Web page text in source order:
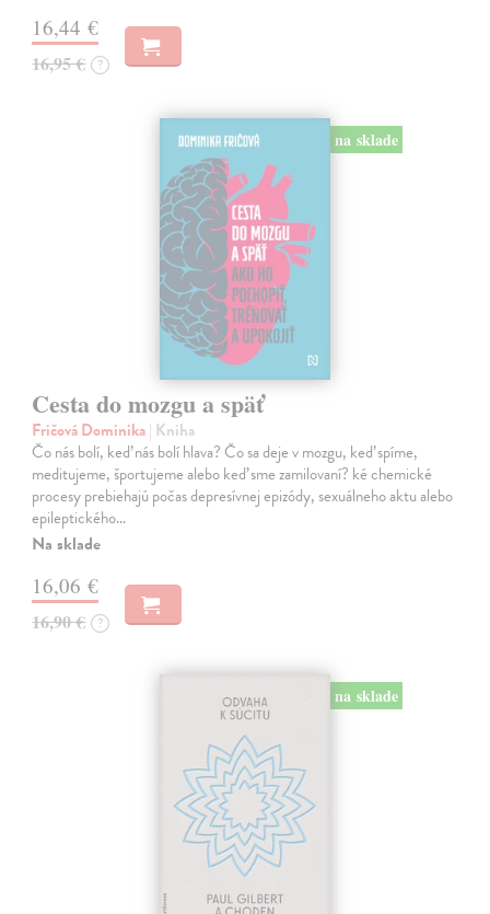
16,44 €
16,95 € ?
na sklade
Cesta do mozgu a späť
Fričová Dominika| Kniha
Čo nás bolí, keď nás bolí hlava? Čo sa deje v mozgu, keď spíme,
meditujeme, športujeme alebo keď sme zamilovaní? ké chemické
procesy prebiehajú počas depresívnej epizódy, sexuálneho aktu alebo
epileptického…
Na sklade
16,06 €
16,90 € ?
na sklade